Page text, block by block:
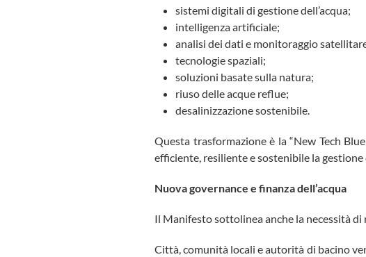
sistemi digitali di gestione dell’acqua;
intelligenza artificiale;
analisi dei dati e monitoraggio
tecnologie spaziali;
soluzioni basate sulla natura;
riuso delle acque reflue;
desalinizzazione sostenibile.
Questa trasformazione è la “New Tech
efficiente, resiliente e sostenibile la gestione
Nuova governance e finanza dell’acqua
Il Manifesto sottolinea anche la necessità
Città, comunità locali e autorità di bacino